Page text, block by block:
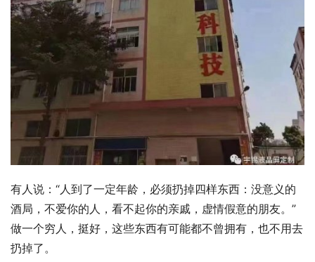
有人说：“人到了一定年龄，必须扔掉四样东西：没意义的
酒局，不爱你的人，看不起你的亲戚，虚情假意的朋友。”
做一个穷人，挺好，这些东西有可能都不曾拥有，也不用去
扔掉了。